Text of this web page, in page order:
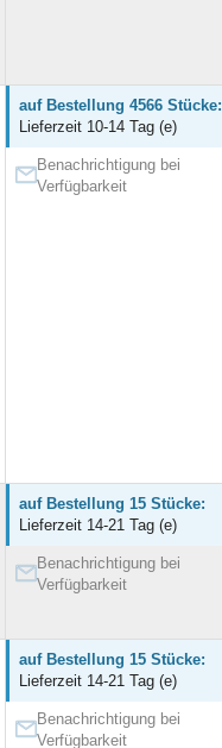
auf Bestellung 4566 Stücke:
Lieferzeit 10-14 Tag (e)
Benachrichtigung bei
Verfügbarkeit
auf Bestellung 15 Stücke:
Lieferzeit 14-21 Tag (e)
Benachrichtigung bei
Verfügbarkeit
auf Bestellung 15 Stücke:
Lieferzeit 14-21 Tag (e)
Benachrichtigung bei
Verfügbarkeit